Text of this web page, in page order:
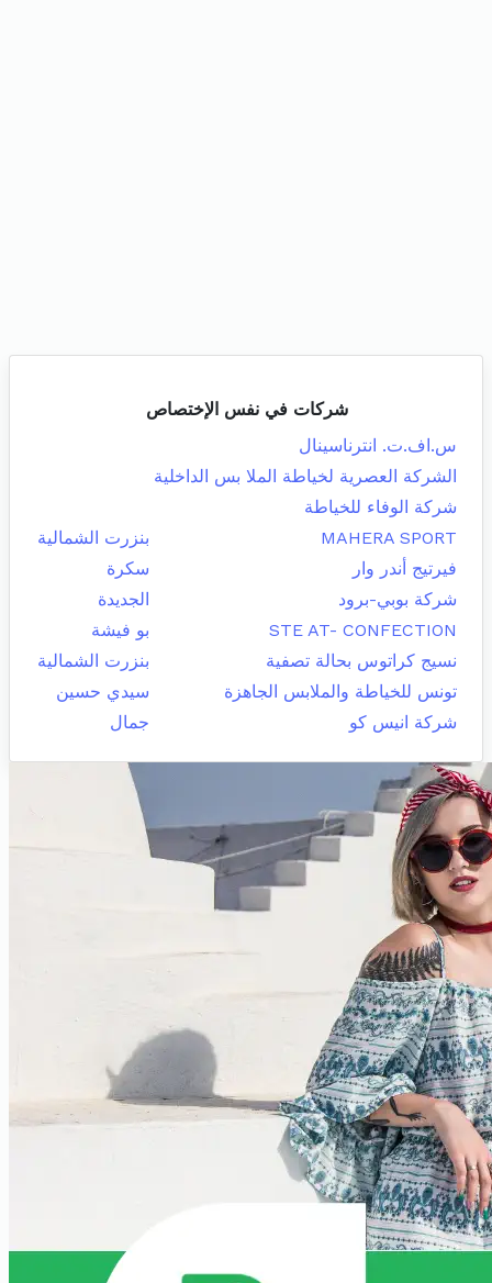
شركات في نفس الإختصاص
س.اف.ت. انترناسينال
الشركة العصرية لخياطة الملا بس الداخلية
شركة الوفاء للخياطة
MAHERA SPORT
بنزرت الشمالية
فيرتيج أندر وار
سكرة
شركة بوبي-برود
الجديدة
STE AT- CONFECTION
بو فيشة
نسيج كراتوس بحالة تصفية
بنزرت الشمالية
تونس للخياطة والملابس الجاهزة
سيدي حسين
شركة انيس كو
جمال